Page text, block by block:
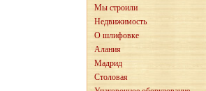
Мы строили
Недвижимость
О шлифовке
Алания
Мадрид
Столовая